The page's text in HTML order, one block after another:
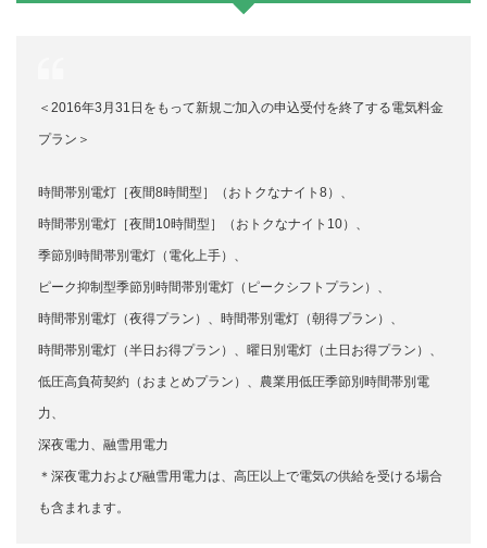
＜2016年3月31日をもって新規ご加入の申込受付を終了する電気料金
プラン＞
時間帯別電灯［夜間8時間型］（おトクなナイト8）、
時間帯別電灯［夜間10時間型］（おトクなナイト10）、
季節別時間帯別電灯（電化上手）、
ピーク抑制型季節別時間帯別電灯（ピークシフトプラン）、
時間帯別電灯（夜得プラン）、時間帯別電灯（朝得プラン）、
時間帯別電灯（半日お得プラン）、曜日別電灯（土日お得プラン）、
低圧高負荷契約（おまとめプラン）、農業用低圧季節別時間帯別電
力、
深夜電力、融雪用電力
＊深夜電力および融雪用電力は、高圧以上で電気の供給を受ける場合
も含まれます。